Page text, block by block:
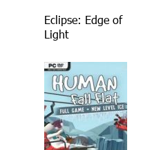
Eclipse: Edge of
Light